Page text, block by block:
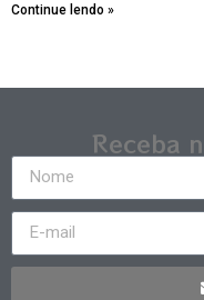
Continue lendo »
Receba